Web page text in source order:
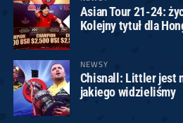
Asian Tour 21-24:
Kolejny tytuł dla
NEWSY
Chisnall: Littler jest
jakiego widzieliśmy